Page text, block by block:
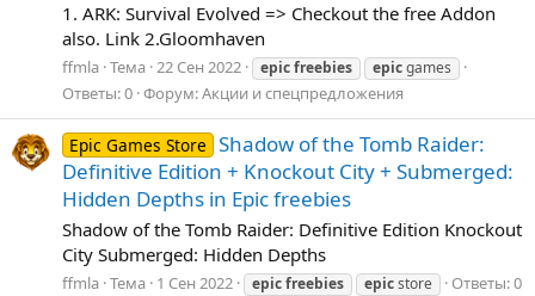
1. ARK: Survival Evolved => Checkout the free Addon
also. Link 2.Gloomhaven
ffmla Тема 22 Сен 2022 epicfreebies epicgames
Ответы: 0 Форум:Акции и спецпредложения
Epic Games Store Shadow of the Tomb Raider:
Definitive Edition + Knockout City + Submerged:
Hidden Depths in Epic freebies
Shadow of the Tomb Raider: Definitive Edition Knockout
City Submerged: Hidden Depths
ffmla Тема 1 Сен 2022 epicfreebies epicstore
Ответы: 0